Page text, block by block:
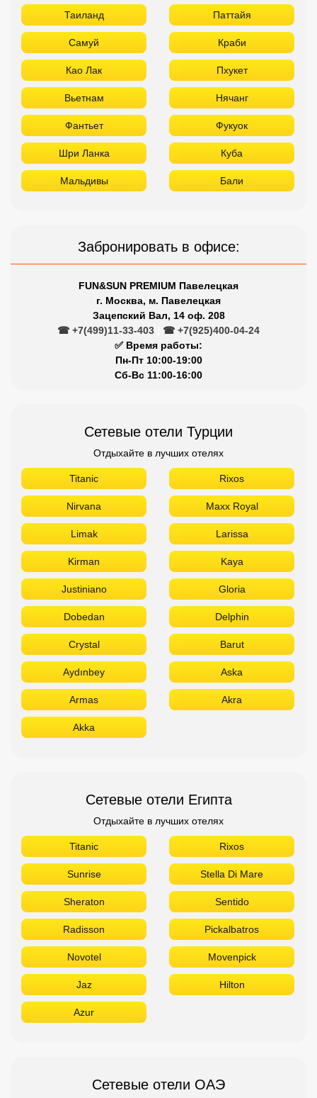
Таиланд Паттайя
Самуй Краби
Као Лак Пхукет
Вьетнам Нячанг
Фантьет Фукуок
Шри Ланка Куба
Мальдивы Бали
Забронировать в офисе:
FUN&SUN PREMIUM Павелецкая
г. Москва, м. Павелецкая
Зацепский Вал, 14 оф. 208
☎ +7(499)11-33-403
☎ +7(925)400-04-24
✅ Время работы:
Пн-Пт 10:00-19:00
Сб-Вс 11:00-16:00
Сетевые отели Турции
Отдыхайте в лучших отелях
Titanic Rixos
Nirvana Maxx Royal
Limak Larissa
Kirman Kaya
Justiniano Gloria
Dobedan Delphin
Crystal Barut
Aydınbey Aska
Armas Akra
Akka
Сетевые отели Египта
Отдыхайте в лучших отелях
Titanic Rixos
Sunrise Stella Di Mare
Sheraton Sentido
Radisson Pickalbatros
Novotel Movenpick
Jaz Hilton
Azur
Сетевые отели ОАЭ